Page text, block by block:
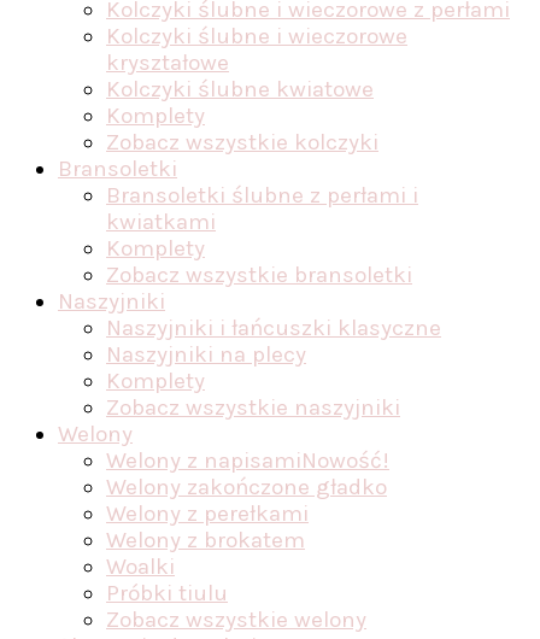
Kolczyki ślubne i wieczorowe z perłami
Kolczyki ślubne i wieczorowe
kryształowe
Kolczyki ślubne kwiatowe
Komplety
Zobacz wszystkie kolczyki
Bransoletki
Bransoletki ślubne z perłami i
kwiatkami
Komplety
Zobacz wszystkie bransoletki
Naszyjniki
Naszyjniki i łańcuszki klasyczne
Naszyjniki na plecy
Komplety
Zobacz wszystkie naszyjniki
Welony
Welony z napisamiNowość!
Welony zakończone gładko
Welony z perełkami
Welony z brokatem
Woalki
Próbki tiulu
Zobacz wszystkie welony